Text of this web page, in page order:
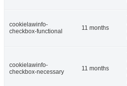
cookielawinfo-
checkbox-functional
11 months
cookielawinfo-
checkbox-necessary
11 months